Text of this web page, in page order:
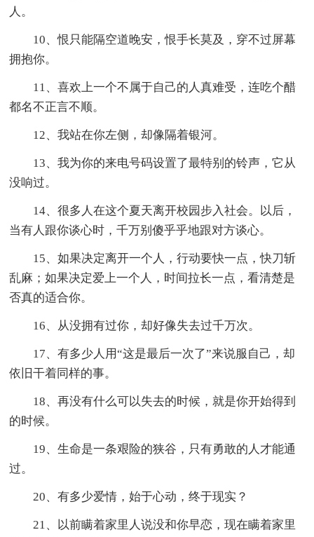
人。
10、恨只能隔空道晚安，恨手长莫及，穿不过屏幕
拥抱你。
11、喜欢上一个不属于自己的人真难受，连吃个醋
都名不正言不顺。
12、我站在你左侧，却像隔着银河。
13、我为你的来电号码设置了最特别的铃声，它从
没响过。
14、很多人在这个夏天离开校园步入社会。以后，
当有人跟你谈心时，千万别傻乎乎地跟对方谈心。
15、如果决定离开一个人，行动要快一点，快刀斩
乱麻；如果决定爱上一个人，时间拉长一点，看清楚是
否真的适合你。
16、从没拥有过你，却好像失去过千万次。
17、有多少人用“这是最后一次了”来说服自己，却
依旧干着同样的事。
18、再没有什么可以失去的时候，就是你开始得到
的时候。
19、生命是一条艰险的狭谷，只有勇敢的人才能通
过。
20、有多少爱情，始于心动，终于现实？
21、以前瞒着家里人说没和你早恋，现在瞒着家里